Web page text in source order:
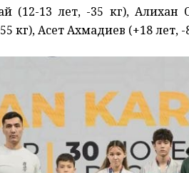
(12-13 лет, -35 кг),
кг), Асет Ахмадиев (+18 лет,